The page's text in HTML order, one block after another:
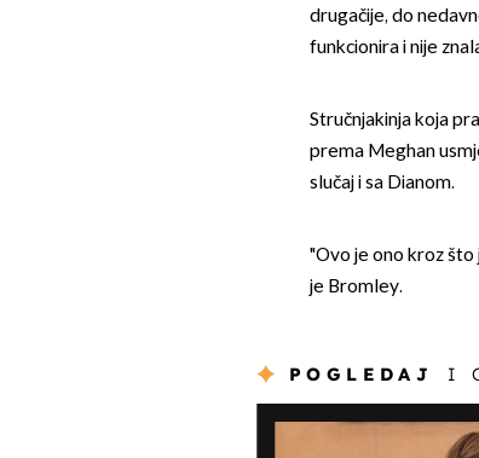
drugačije, do
funkcionira i nije
Stručnjakinja koja
prema Meghan
slučaj i sa Dianom.
"Ovo je ono kroz što
je Bromley.
POGLEDAJ I